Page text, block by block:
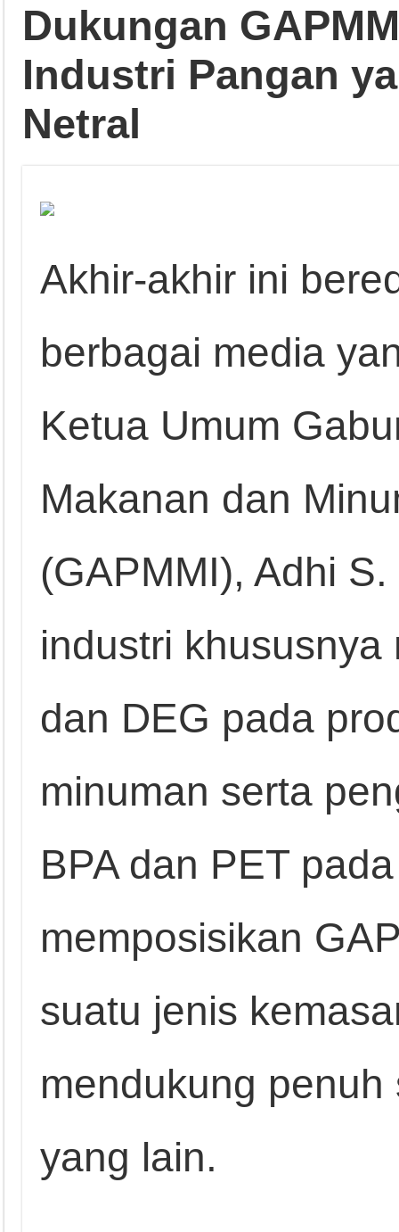
Dukungan
Industri Pangan
Netral
Akhir-akhir ini
berbagai media
Ketua Umum
Makanan dan
(GAPMMI), Adhi
industri
dan DEG pada
minuman serta
BPA dan PET
memposisikan
suatu jenis
mendukung
yang lain.